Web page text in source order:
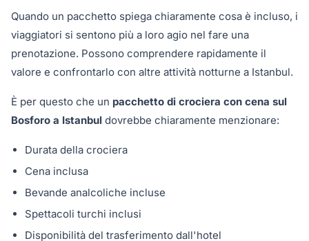
Quando un pacchetto spiega chiaramente cosa è incluso, i
viaggiatori si sentono più a loro agio nel fare una
prenotazione. Possono comprendere rapidamente il
valore e confrontarlo con altre attività notturne a Istanbul.
È per questo che un pacchetto di crociera con cena sul
Bosforo a Istanbul dovrebbe chiaramente menzionare:
Durata della crociera
Cena inclusa
Bevande analcoliche incluse
Spettacoli turchi inclusi
Disponibilità del trasferimento dall'hotel